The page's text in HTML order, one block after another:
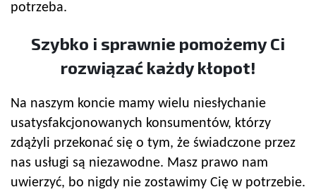
potrzeba.
Szybko i sprawnie pomożemy Ci
rozwiązać każdy kłopot!
Na naszym koncie mamy wielu niesłychanie
usatysfakcjonowanych konsumentów, którzy
zdążyli przekonać się o tym, że świadczone przez
nas usługi są niezawodne. Masz prawo nam
uwierzyć, bo nigdy nie zostawimy Cię w potrzebie.